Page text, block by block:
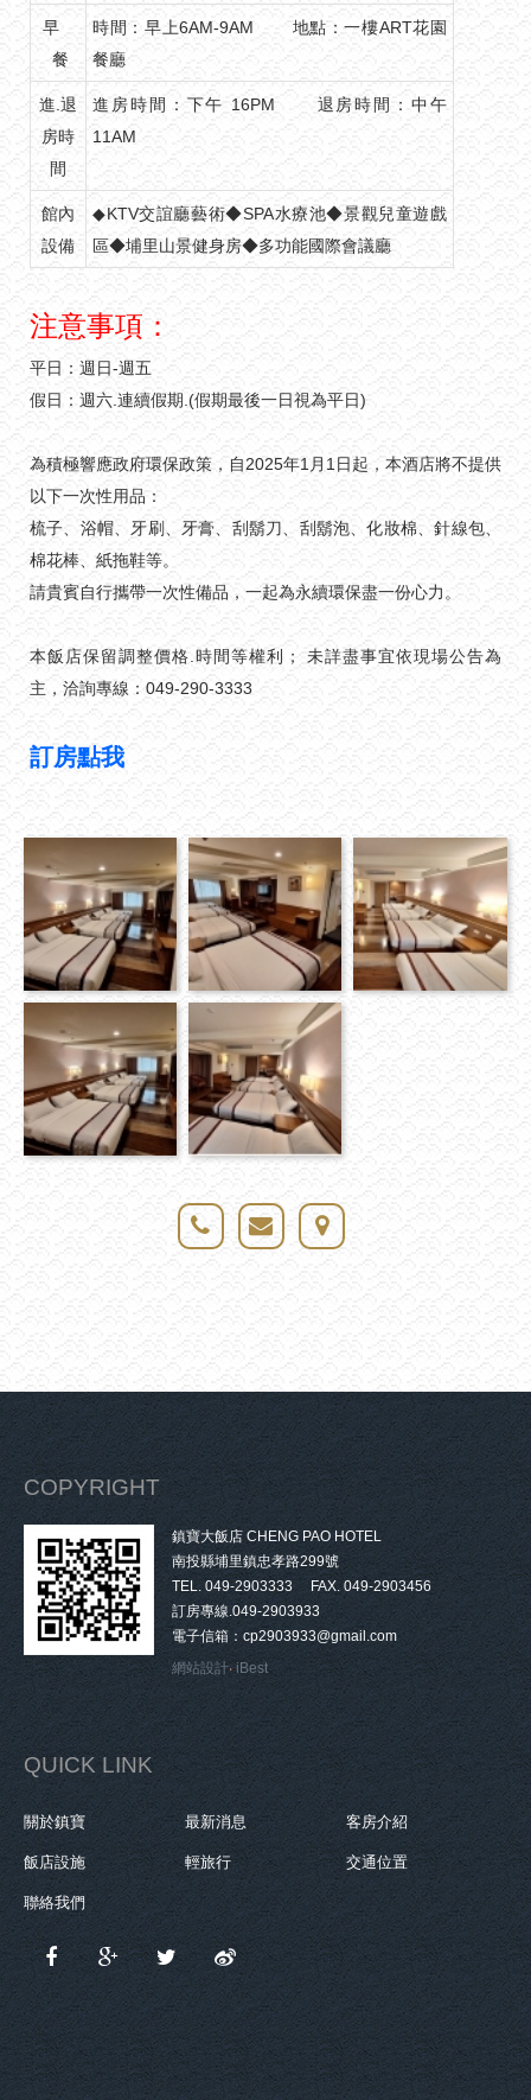
早
餐
時間：早上6AM-9AM 地點：一樓ART花園
餐廳
進.退
房時
間
進房時間：下午 16PM 退房時間：中午
11AM
館內
設備
◆KTV交誼廳藝術◆SPA水療池◆景觀兒童遊戲
區◆埔里山景健身房◆多功能國際會議廳
注意事項：
平日：週日-週五
假日：週六.連續假期.(假期最後一日視為平日)
為積極響應政府環保政策，自2025年1月1日起，本酒店將不提供
以下一次性用品：
梳子、浴帽、牙刷、牙膏、刮鬍刀、刮鬍泡、化妝棉、針線包、
棉花棒、紙拖鞋等。
請貴賓自行攜帶一次性備品，一起為永續環保盡一份心力。
本飯店保留調整價格.時間等權利； 未詳盡事宜依現場公告為
主，洽詢專線：049-290-3333
訂房點我
COPYRIGHT
鎮寶大飯店 CHENG PAO HOTEL
南投縣埔里鎮忠孝路299號
TEL. 049-2903333 FAX. 049-2903456
訂房專線.049-2903933
電子信箱：cp2903933@gmail.com
網站設計‧ iBest
QUICK LINK
關於鎮寶 最新消息 客房介紹
飯店設施 輕旅行 交通位置
聯絡我們